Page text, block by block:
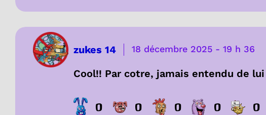
zukes 14 18 décembre 2025 - 19 h 36
Cool!! Par cotre, jamais entendu de lui
0 0 0 0 0